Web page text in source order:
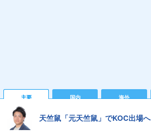
主要 国内 海外
天竺鼠「元天竺鼠」でKOC出場へ